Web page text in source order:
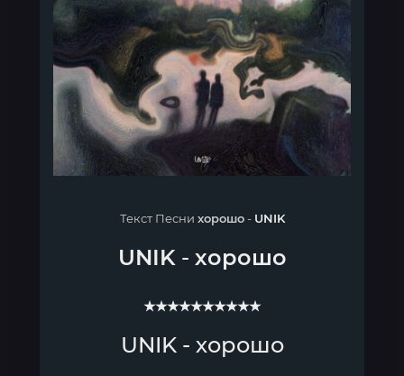
Текст Песни хорошо- UNIK
UNIK- хорошо
★★★★★★★★★★
UNIK - хорошо